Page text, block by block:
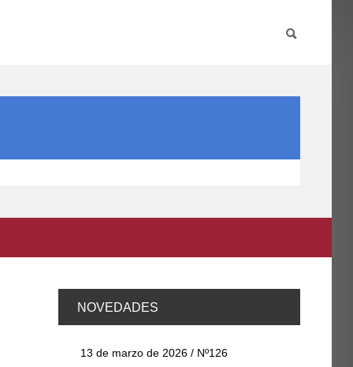
NOVEDADES
13 de marzo de 2026 / Nº126